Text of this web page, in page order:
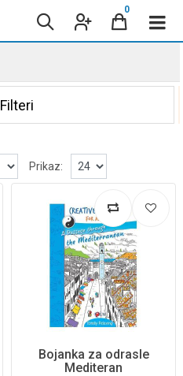
0
Filteri
Prikaz:
Bojanka za odrasle
Mediteran